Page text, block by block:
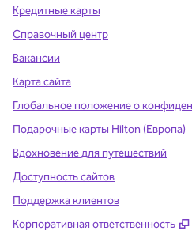
Кредитные карты
Справочный центр
Вакансии
Карта сайта
Глобальное положение о
Подарочные карты Hilton (Европа)
Вдохновение для путешествий
Доступность сайтов
Поддержка клиентов
Корпоративная ответственность
,